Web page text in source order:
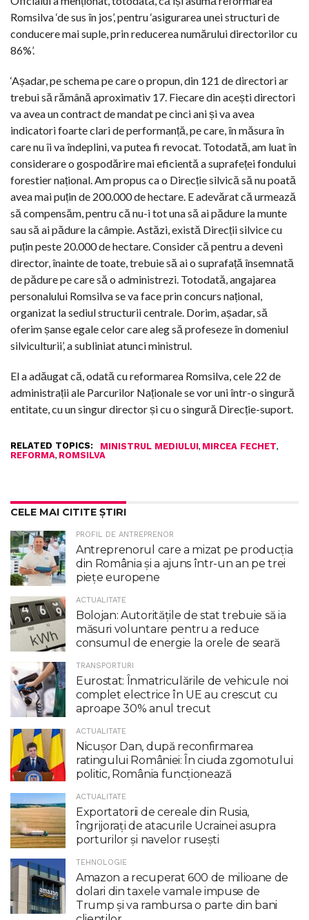
Romsilva ‘de sus în jos’, pentru ‘asigurarea unei structuri de
conducere mai suple, prin reducerea numărului directorilor cu
86%’.
‘Așadar, pe schema pe care o propun, din 121 de directori ar
trebui să rămână aproximativ 17. Fiecare din acești directori
va avea un contract de mandat pe cinci ani și va avea
indicatori foarte clari de performanță, pe care, în măsura în
care nu îi va îndeplini, va putea fi revocat. Totodată, am luat în
considerare o gospodărire mai eficientă a suprafeței fondului
forestier național. Am propus ca o Direcție silvică să nu poată
avea mai puțin de 200.000 de hectare. E adevărat că urmează
să compensăm, pentru că nu-i tot una să ai pădure la munte
sau să ai pădure la câmpie. Astăzi, există Direcții silvice cu
puțin peste 20.000 de hectare. Consider că pentru a deveni
director, înainte de toate, trebuie să ai o suprafață însemnată
de pădure pe care să o administrezi. Totodată, angajarea
personalului Romsilva se va face prin concurs național,
organizat la sediul structurii centrale. Dorim, așadar, să
oferim șanse egale celor care aleg să profeseze în domeniul
silviculturii’, a subliniat atunci ministrul.
El a adăugat că, odată cu reformarea Romsilva, cele 22 de
administrații ale Parcurilor Naționale se vor uni într-o singură
entitate, cu un singur director și cu o singură Direcție-suport.
RELATED TOPICS: MINISTRUL MEDIULUI, MIRCEA FECHET,
REFORMA, ROMSILVA
CELE MAI CITITE ȘTIRI
PROFIL DE ANTREPRENOR
Antreprenorul care a mizat pe producția
din România și a ajuns într-un an pe trei
piețe europene
ACTUALITATE
Bolojan: Autoritățile de stat trebuie să ia
măsuri voluntare pentru a reduce
consumul de energie la orele de seară
TRANSPORTURI
Eurostat: Înmatriculările de vehicule noi
complet electrice în UE au crescut cu
aproape 30% anul trecut
ACTUALITATE
Nicuşor Dan, după reconfirmarea
ratingului României: În ciuda zgomotului
politic, România funcţionează
ACTUALITATE
Exportatorii de cereale din Rusia,
îngrijorați de atacurile Ucrainei asupra
porturilor și navelor rusești
TEHNOLOGIE
Amazon a recuperat 600 de milioane de
dolari din taxele vamale impuse de
Trump şi va rambursa o parte din bani